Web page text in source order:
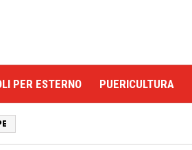
PER ESTERNO PUERICULTURA